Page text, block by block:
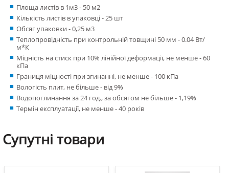
Площа листів в 1м3 - 50 м2
Кількість листів в упаковці - 25 шт
Обсяг упаковки - 0,25 м3
Теплопровідність при контрольній товщині 50 мм - 0.04 Вт/
м*К
Міцність на стиск при 10% лінійної деформації, не менше - 60
кПа
Границя міцності при згинанні, не менше - 100 кПа
Вологість плит, не більше - від 9%
Водопоглинання за 24 год., за обсягом не більше - 1,19%
Термін експлуатації, не менше - 40 років
Супутні товари